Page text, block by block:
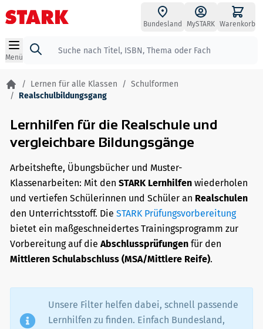
Zum Inhalt springen
Bundesland MySTARK Warenkorb
Menü
Suche
/ Lernen für alle Klassen / Schulformen
/ Realschulbildungsgang
Lernhilfen für die Realschule und
vergleichbare Bildungsgänge
Arbeitshefte, Übungsbücher und Muster-
Klassenarbeiten: Mit den STARK Lernhilfen wiederholen
und vertiefen Schülerinnen und Schüler an Realschulen
den Unterrichtsstoff. Die STARK Prüfungsvorbereitung
bietet ein maßgeschneidertes Trainingsprogramm zur
Vorbereitung auf die Abschlussprüfungen für den
Mittleren Schulabschluss (MSA/Mittlere Reife).
Unsere Filter helfen dabei, schnell passende
Lernhilfen zu finden. Einfach Bundesland,